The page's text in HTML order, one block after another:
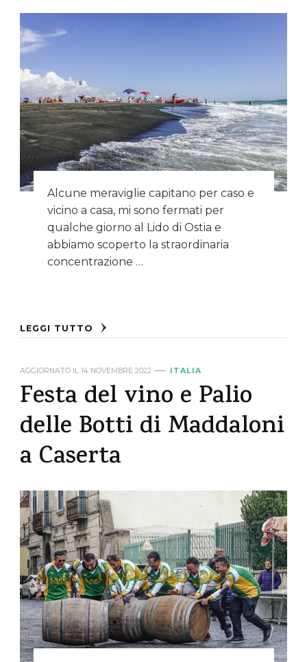
Alcune meraviglie capitano per caso e
vicino a casa, mi sono fermati per
qualche giorno al Lido di Ostia e
abbiamo scoperto la straordinaria
concentrazione …
LEGGI TUTTO
AGGIORNATO IL 14 NOVEMBRE 2022 ITALIA
Festa del vino e Palio
delle Botti di Maddaloni
a Caserta